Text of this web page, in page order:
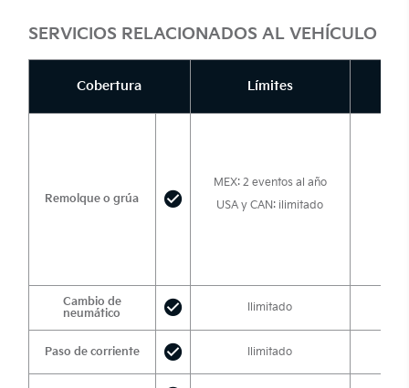
SERVICIOS RELACIONADOS AL VEHÍCULO
Cobertura Límites
Remolque o grúa
MEX: 2 eventos al año
USA y CAN: ilimitado
Cambio de
neumático
Ilimitado
Paso de corriente Ilimitado